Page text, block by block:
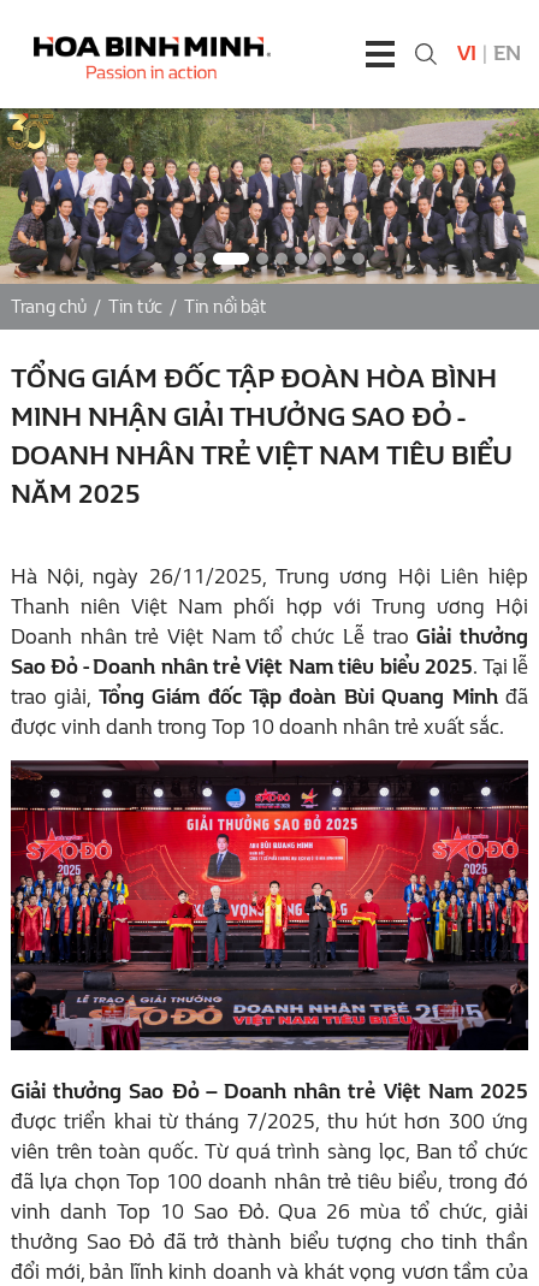
VI | EN
Trang chủ/ Tin tức/ Tin nổi bật
TỔNG GIÁM ĐỐC TẬP ĐOÀN HÒA BÌNH
MINH NHẬN GIẢI THƯỞNG SAO ĐỎ -
DOANH NHÂN TRẺ VIỆT NAM TIÊU BIỂU
NĂM 2025
Hà Nội, ngày 26/11/2025, Trung ương Hội Liên hiệp
Thanh niên Việt Nam phối hợp với Trung ương Hội
Doanh nhân trẻ Việt Nam tổ chức Lễ traoGiải thưởng
Sao Đỏ - Doanh nhân trẻ Việt Nam tiêu biểu 2025. Tại lễ
trao giải, Tổng Giám đốc Tập đoàn Bùi Quang Minhđã
được vinh danh trong Top 10 doanh nhân trẻ xuất sắc.
Giải thưởng Sao Đỏ – Doanh nhân trẻ Việt Nam 2025
được triển khai từ tháng 7/2025, thu hút hơn 300 ứng
viên trên toàn quốc. Từ quá trình sàng lọc, Ban tổ chức
đã lựa chọn Top 100 doanh nhân trẻ tiêu biểu, trong đó
vinh danh Top 10 Sao Đỏ. Qua 26 mùa tổ chức, giải
thưởng Sao Đỏ đã trở thành biểu tượng cho tinh thần
đổi mới, bản lĩnh kinh doanh và khát vọng vươn tầm của